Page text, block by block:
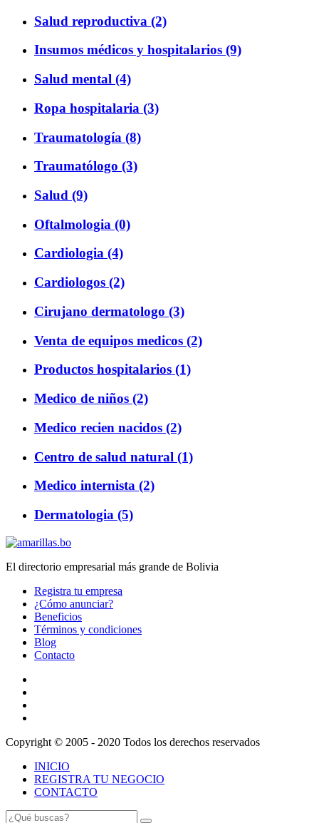
Salud reproductiva (2)
Insumos médicos y hospitalarios (9)
Salud mental (4)
Ropa hospitalaria (3)
Traumatología (8)
Traumatólogo (3)
Salud (9)
Oftalmologia (0)
Cardiologia (4)
Cardiologos (2)
Cirujano dermatologo (3)
Venta de equipos medicos (2)
Productos hospitalarios (1)
Medico de niños (2)
Medico recien nacidos (2)
Centro de salud natural (1)
Medico internista (2)
Dermatologia (5)
El directorio empresarial más grande de Bolivia
Registra tu empresa
¿Cómo anunciar?
Beneficios
Términos y condiciones
Blog
Contacto
Copyright © 2005 - 2020 Todos los derechos reservados
INICIO
REGISTRA TU NEGOCIO
CONTACTO